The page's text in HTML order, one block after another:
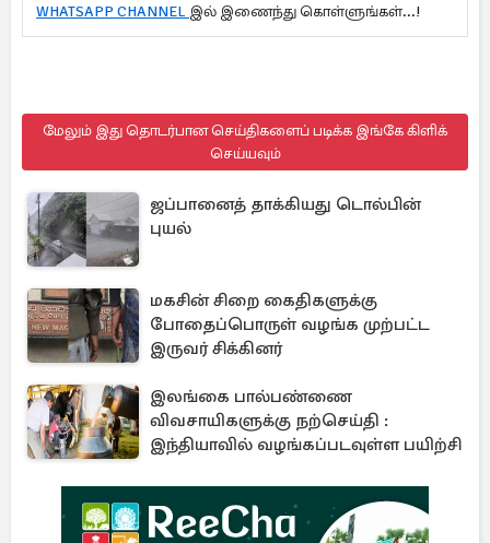
WHATSAPP CHANNEL இல் இணைந்து கொள்ளுங்கள்...!
மேலும் இது தொடர்பான செய்திகளைப் படிக்க இங்கே கிளிக்
செய்யவும்
ஜப்பானைத் தாக்கியது டொல்பின்
புயல்
மகசின் சிறை கைதிகளுக்கு
போதைப்பொருள் வழங்க முற்பட்ட
இருவர் சிக்கினர்
இலங்கை பால்பண்ணை
விவசாயிகளுக்கு நற்செய்தி :
இந்தியாவில் வழங்கப்படவுள்ள பயிற்சி